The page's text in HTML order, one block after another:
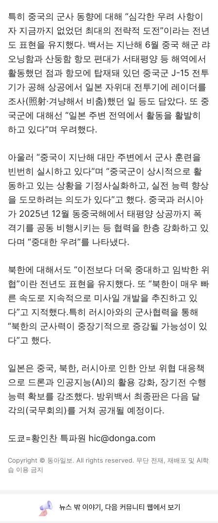
특히 중국의 군사 동향에 대해 “심각한 우려 사항이
자 지금까지 없었던 최대의 전략적 도전”이라는 전년
도 표현을 유지했다. 백서는 지난해 6월 중국 해군 랴
오닝함과 산둥함 항모 편대가 서태평양 등 해역에서
활동했던 점과 항모에 탑재돼 있던 중국군 J-15 전투
기가 공해 상공에서 일본 자위대 전투기에 레이더를
조사(照射·겨냥해서 비춤)했던 일 등도 담았다. 또 중
국군에 대해선 “일본 주변 전역에서 활동을 활발히
하고 있다”며 우려했다.
아울러 “중국이 지난해 대만 주변에서 군사 훈련을
빈번히 실시하고 있다”며 “중국군이 상시적으로 활
동하고 있는 상황을 기정사실화하고, 실전 능력 향상
을 도모하려는 의도가 있다”고 했다. 중국과 러시아
가 2025년 12월 동중국해에서 태평양 상공까지 폭
격기를 공동 비행시키는 등 협력을 한층 강화하고 있
다며 “중대한 우려”를 나타냈다.
북한에 대해서도 “이전보다 더욱 중대하고 임박한 위
협”이란 전년도 표현을 유지했다. 또 “북한이 매우 빠
른 속도로 지속적으로 미사일 개발을 추진하고 있
다”고 지적했다.특히 러시아와의 군사협력을 통해
“북한의 군사력이 중장기적으로 증강될 가능성이 있
다”고 했다.
일본은 중국, 북한, 러시아로 인한 안보 위협 대응책
으로 드론과 인공지능(AI)의 활용 강화, 장기전 수행
능력 확보를 강조했다. 방위백서 최종판은 다음 달
각의(국무회의)를 거쳐 공개될 예정이다.
도쿄=황인찬 특파원 hic@donga.com
Copyright © 동아일보. All rights reserved. 무단 전재, 재배포 및 AI학
습 이용 금지
뉴스 밖 이야기, 다음 커뮤니티 웹에서 보기